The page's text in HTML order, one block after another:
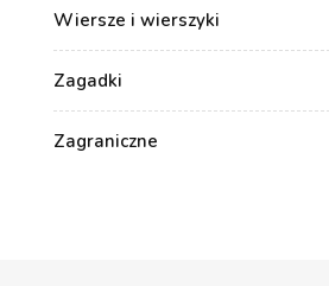
Wiersze i wierszyki
Zagadki
Zagraniczne